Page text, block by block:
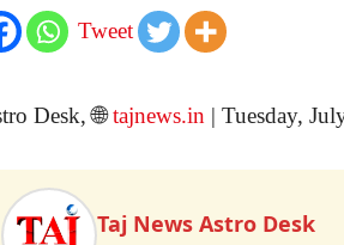
Tweet
Desk, 🌐tajnews.in | Tuesday,
Taj News Astro Desk